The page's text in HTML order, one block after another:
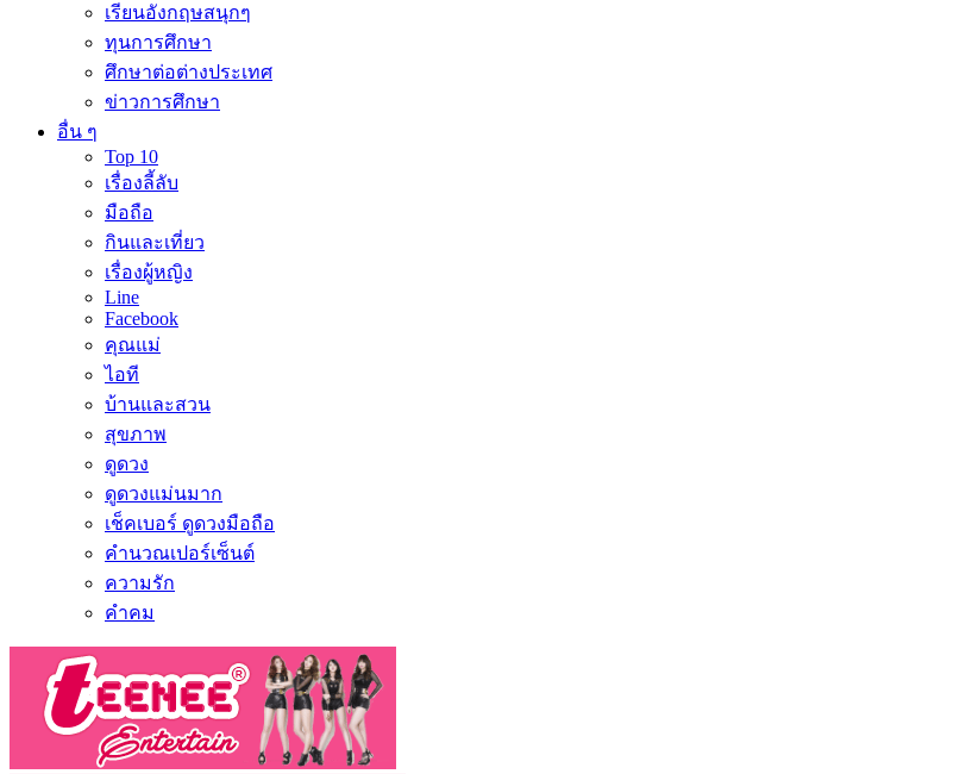
เรียนอังกฤษสนุกๆ
ทุนการศึกษา
ศึกษาต่อต่างประเทศ
ข่าวการศึกษา
อื่น ๆ
Top 10
เรื่องลี้ลับ
มือถือ
กินและเที่ยว
เรื่องผู้หญิง
Line
Facebook
คุณแม่
ไอที
บ้านและสวน
สุขภาพ
ดูดวง
ดูดวงแม่นมาก
เช็คเบอร์ ดูดวงมือถือ
คำนวณเปอร์เซ็นต์
ความรัก
คำคม